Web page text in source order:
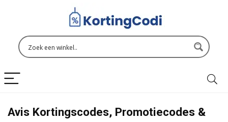
Avis Kortingscodes, Promotiecodes &